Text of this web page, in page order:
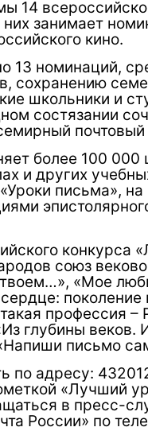
14
занимает
кино.
13 номинаций,
сохранению
школьники и
состязании
более 100 000
и других
письма»,
конкурса
союз
«Мое
профессия
глубины веков.
письмо
по адресу:
«Лучший
в пресс-
России» по